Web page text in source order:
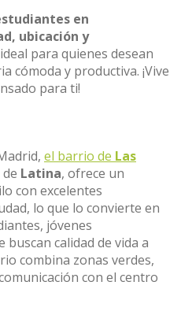
en
ubicación y
para quienes desean
cómoda y productiva. ¡Vive
para ti!
el barrio de Las
Latina, ofrece un
con excelentes
lo que lo convierte en
jóvenes
calidad de vida a
combina zonas verdes,
con el centro